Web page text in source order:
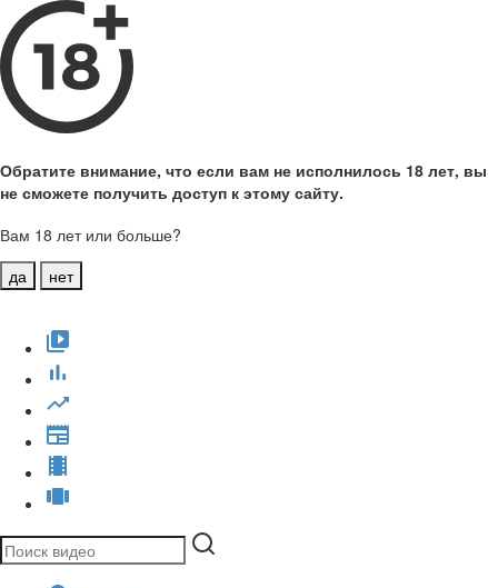
Обратите внимание, что если вам не исполнилось 18 лет, вы
не сможете получить доступ к этому сайту.
Вам 18 лет или больше?
да
нет